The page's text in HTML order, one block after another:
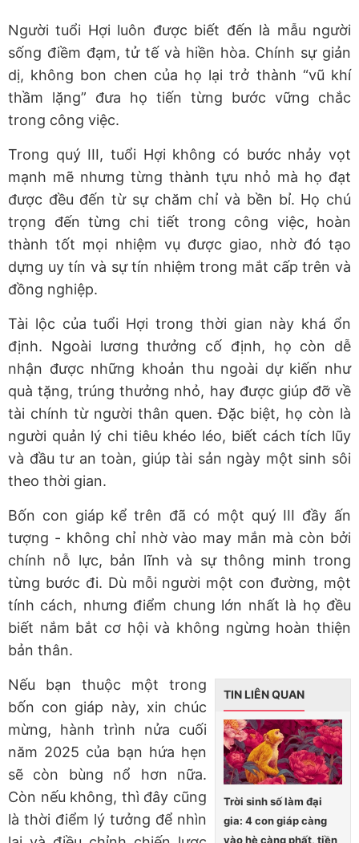
Người tuổi Hợi luôn được biết đến là mẫu người
sống điềm đạm, tử tế và hiền hòa. Chính sự giản
dị, không bon chen của họ lại trở thành “vũ khí
thầm lặng” đưa họ tiến từng bước vững chắc
trong công việc.
Trong quý III, tuổi Hợi không có bước nhảy vọt
mạnh mẽ nhưng từng thành tựu nhỏ mà họ đạt
được đều đến từ sự chăm chỉ và bền bỉ. Họ chú
trọng đến từng chi tiết trong công việc, hoàn
thành tốt mọi nhiệm vụ được giao, nhờ đó tạo
dựng uy tín và sự tín nhiệm trong mắt cấp trên và
đồng nghiệp.
Tài lộc của tuổi Hợi trong thời gian này khá ổn
định. Ngoài lương thưởng cố định, họ còn dễ
nhận được những khoản thu ngoài dự kiến như
quà tặng, trúng thưởng nhỏ, hay được giúp đỡ về
tài chính từ người thân quen. Đặc biệt, họ còn là
người quản lý chi tiêu khéo léo, biết cách tích lũy
và đầu tư an toàn, giúp tài sản ngày một sinh sôi
theo thời gian.
Bốn con giáp kể trên đã có một quý III đầy ấn
tượng - không chỉ nhờ vào may mắn mà còn bởi
chính nỗ lực, bản lĩnh và sự thông minh trong
từng bước đi. Dù mỗi người một con đường, một
tính cách, nhưng điểm chung lớn nhất là họ đều
biết nắm bắt cơ hội và không ngừng hoàn thiện
bản thân.
TIN LIÊN QUAN
Trời sinh số làm đại
gia: 4 con giáp càng
vào hè càng phất, tiền
Nếu bạn thuộc một trong
bốn con giáp này, xin chúc
mừng, hành trình nửa cuối
năm 2025 của bạn hứa hẹn
sẽ còn bùng nổ hơn nữa.
Còn nếu không, thì đây cũng
là thời điểm lý tưởng để nhìn